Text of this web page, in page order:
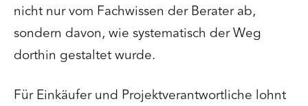
nicht nur vom Fachwissen der Berater ab,
sondern davon, wie systematisch der Weg
dorthin gestaltet wurde.
Für Einkäufer und Projektverantwortliche lohnt